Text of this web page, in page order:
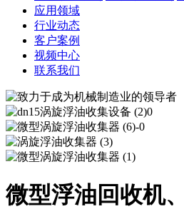
应用领域
行业动态
客户案例
视频中心
联系我们
微型浮油回收机